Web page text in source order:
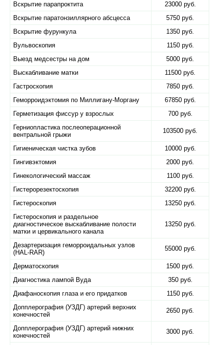
Вскрытие парапроктита
23000 руб.
Вскрытие паратонзиллярного абсцесса
5750 руб.
Вскрытие фурункула
1350 руб.
Вульвоскопия
1150 руб.
Выезд медсестры на дом
5000 руб.
Выскабливание матки
11500 руб.
Гастроскопия
7850 руб.
Геморроидэктомия по Миллигану-Моргану
67850 руб.
Герметизация фиссур у взрослых
700 руб.
Герниопластика послеоперационной
вентральной грыжи
103500 руб.
Гигиеническая чистка зубов
10000 руб.
Гингивэктомия
2000 руб.
Гинекологический массаж
1100 руб.
Гистерорезектоскопия
32200 руб.
Гистероскопия
13250 руб.
Гистероскопия и раздельное
диагностическое выскабливание полости
матки и цервикального канала
13250 руб.
Дезартеризация геморроидальных узлов
(HAL-RAR)
55000 руб.
Дерматоскопия
1500 руб.
Диагностика лампой Вуда
350 руб.
Диафаноскопия глаза и его придатков
1150 руб.
Допплерография (УЗДГ) артерий верхних
конечностей
2650 руб.
Допплерография (УЗДГ) артерий нижних
конечностей
3000 руб.